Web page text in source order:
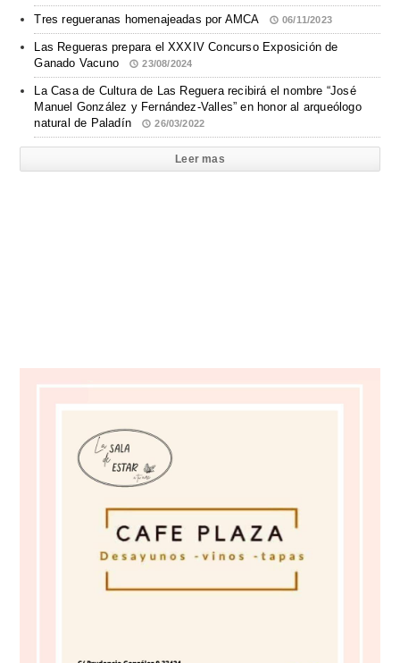
Tres regueranas homenajeadas por AMCA 06/11/2023
Las Regueras prepara el XXXIV Concurso Exposición de
Ganado Vacuno
23/08/2024
La Casa de Cultura de Las Reguera recibirá el nombre “José
Manuel González y Fernández-Valles” en honor al arqueólogo
natural de Paladín
26/03/2022
Leer mas